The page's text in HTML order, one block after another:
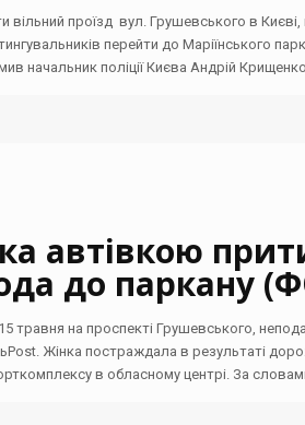
вільний проїзд вул. Грушевського в Києві,
перейти до Маріїнського
начальник поліції Києва Андрій
автівкою
до паркану
травня на проспекті Грушевського,
Жінка постраждала в результаті
в обласному центрі. За